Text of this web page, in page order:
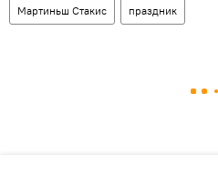
Мартиньш Стакис праздник